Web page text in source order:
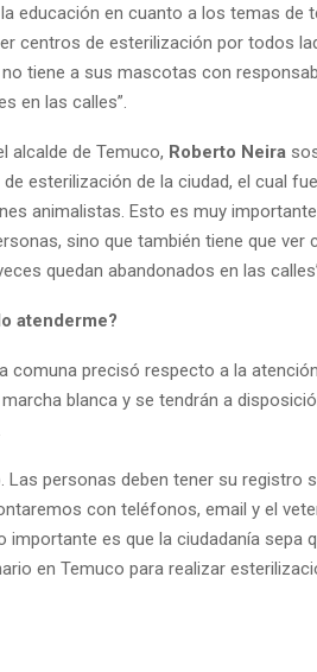
educación en cuanto a los temas de
centros de esterilización por todos
tiene a sus mascotas con
en las calles”.
alcalde de Temuco, Roberto Neira
esterilización de la ciudad, el cual
animalistas. Esto es muy
sino que también tiene que
quedan abandonados en las
atenderme?
comuna precisó respecto a la
blanca y se tendrán a
Las personas deben tener su registro
con teléfonos, email y el
importante es que la ciudadanía sepa
en Temuco para realizar